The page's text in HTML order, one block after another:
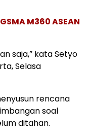
M360 ASEAN
saja,” kata Setyo
Selasa
rencana
soal
ditahan.